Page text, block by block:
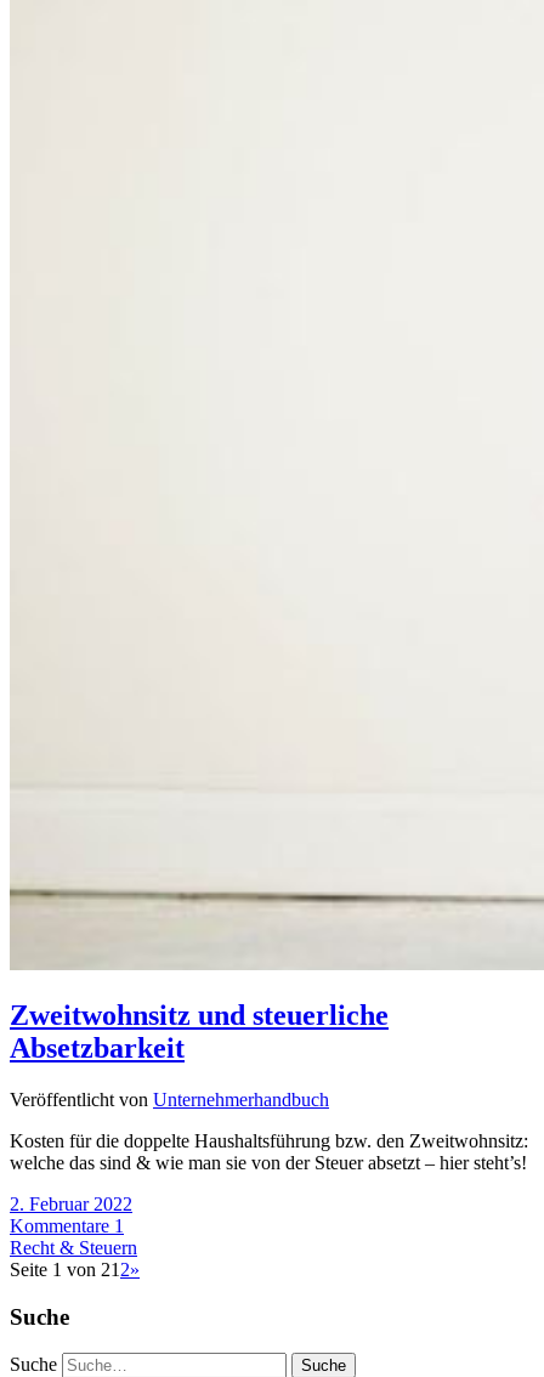
Zweitwohnsitz und steuerliche
Absetzbarkeit
Veröffentlicht von Unternehmerhandbuch
Kosten für die doppelte Haushaltsführung bzw. den Zweitwohnsitz:
welche das sind & wie man sie von der Steuer absetzt – hier steht’s!
2. Februar 2022
Kommentare 1
Recht & Steuern
Seite 1 von 21 2»
Suche
Suche